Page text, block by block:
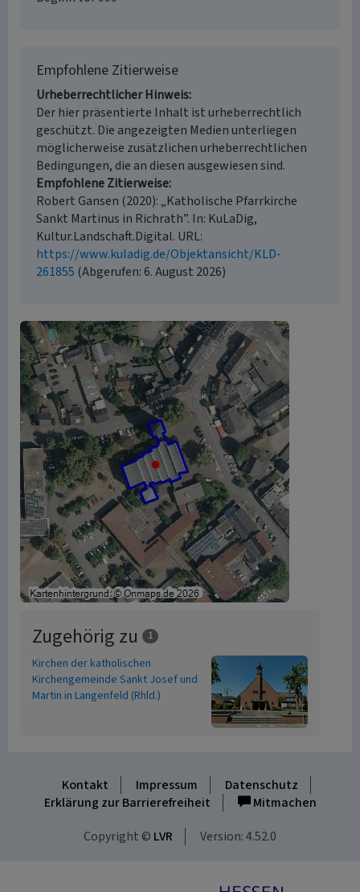
Empfohlene Zitierweise
Urheberrechtlicher Hinweis
Der hier präsentierte Inhalt ist urheberrechtlich
geschützt. Die angezeigten Medien unterliegen
möglicherweise zusätzlichen urheberrechtlichen
Bedingungen, die an diesen ausgewiesen sind.
Empfohlene Zitierweise
Robert Gansen (2020): „Katholische Pfarrkirche
Sankt Martinus in Richrath”. In: KuLaDig,
Kultur.Landschaft.Digital. URL:
https://www.kuladig.de/Objektansicht/KLD-
261855 (Abgerufen: 6. August 2026)
Zugehörig zu 1
Kirchen der katholischen
Kirchengemeinde Sankt Josef und
Martin in Langenfeld (Rhld.)
Kontakt Impressum
Datenschutz
Erklärung zur Barrierefreiheit
Mitmachen
Copyright © LVR Version: 4.52.0